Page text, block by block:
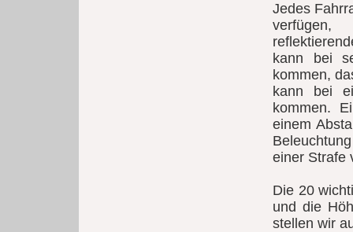
Jedes
verfügen,
kann bei
kommen,
kann bei
kommen.
einem
einer Strafe
Die 20
und die
stellen wir